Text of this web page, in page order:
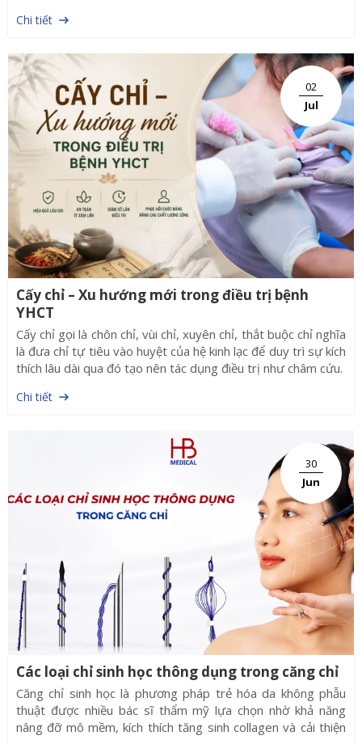
Hội thảo Quốc tế "Xu hướng phát triển Y học cổ truyền và
học Phenikaa với sự tham gia của các giáo sư, bác sĩ, giảng
viên, nhà nghiên cứu và đội ngũ y tế.
Chi tiết
02
Jul
Cấy chỉ – Xu hướng mới trong điều trị bệnh
YHCT
Cấy chỉ gọi là chôn chỉ, vùi chỉ, xuyên chỉ, thắt buộc chỉ nghĩa
là đưa chỉ tự tiêu vào huyệt của hệ kinh lạc để duy trì sự kích
thích lâu dài qua đó tạo nên tác dụng điều trị như châm cứu.
Chi tiết
30
Jun
Các loại chỉ sinh học thông dụng trong căng chỉ
Căng chỉ sinh học là phương pháp trẻ hóa da không phẫu
thuật được nhiều bác sĩ thẩm mỹ lựa chọn nhờ khả năng
nâng đỡ mô mềm, kích thích tăng sinh collagen và cải thiện